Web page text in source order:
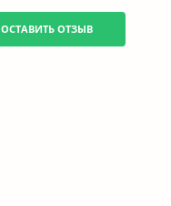
ОСТАВИТЬ ОТЗЫВ